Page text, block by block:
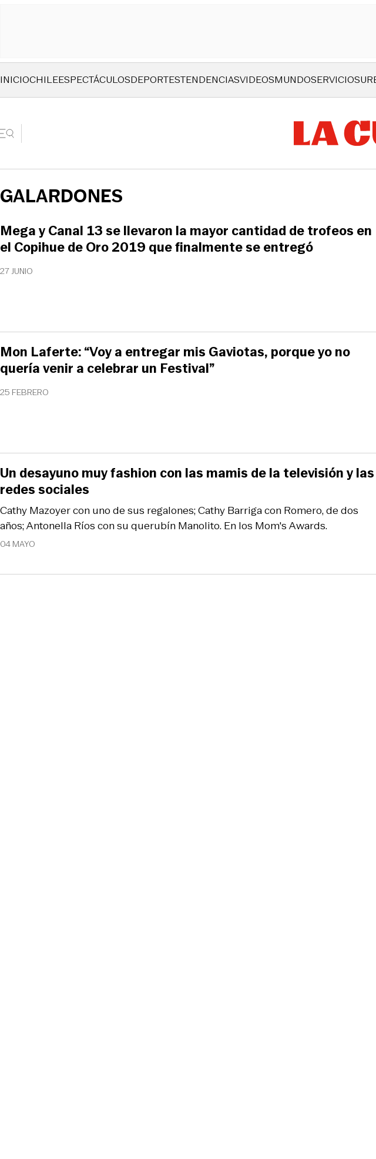
INICIOCHILEESPECTÁCULOSDEPORTESTENDENCIASVIDEOSMUNDOSERVICIOS
GALARDONES
27 JUNIO
Mega y Canal 13 se llevaron la mayor cantidad de trofeos en
el Copihue de Oro 2019 que finalmente se entregó
25 FEBRERO
Mon Laferte: “Voy a entregar mis Gaviotas, porque yo no
quería venir a celebrar un Festival”
04 MAYO
Cathy Mazoyer con uno de sus regalones; Cathy Barriga con Romero, de dos
años; Antonella Ríos con su querubín Manolito. En los Mom's Awards.
Un desayuno muy fashion con las mamis de la televisión y las
redes sociales